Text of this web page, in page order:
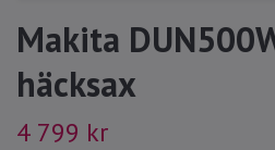
Makita
häcksax
4 799 kr